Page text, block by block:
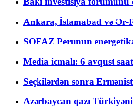
Ankara, İslamabad və Ər-
SOFAZ Perunun
Media icmalı: 6 avqust
Seçkilərdən sonra
Azərbaycan qazı